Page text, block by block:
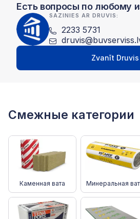
Есть вопросы по любому
SAZINIES AR DRUVIS:
2233 5731
Zvanīt Druvis
Смежные категории
Каменная вата Минеральная